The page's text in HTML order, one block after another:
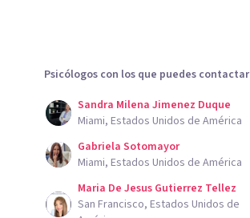
Psicólogos con los que puedes contactar
Sandra Milena Jimenez Duque
Miami, Estados Unidos de América
Gabriela Sotomayor
Miami, Estados Unidos de América
Maria De Jesus Gutierrez Tellez
San Francisco, Estados Unidos de